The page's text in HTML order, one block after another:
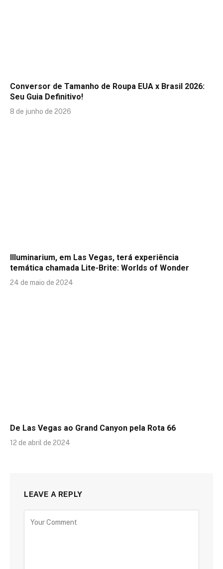
Conversor de Tamanho de Roupa EUA x Brasil 2026:
Seu Guia Definitivo!
8 de junho de 2026
Illuminarium, em Las Vegas, terá experiência
temática chamada Lite-Brite: Worlds of Wonder
24 de maio de 2024
De Las Vegas ao Grand Canyon pela Rota 66
12 de abril de 2024
LEAVE A REPLY